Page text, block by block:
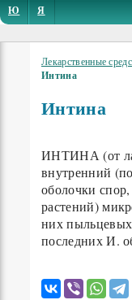
Ю
Я
Лекарственные
Интина
Интина
ИНТИНА (от
внутренний
оболочки
растений)
них
последних И.